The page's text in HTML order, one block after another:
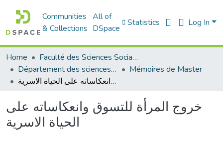
Communities
& Collections
All of
DSpace
Statistics Log In
Home
Faculté des Sciences Sociales
Département des sciences sociales
Mémoires de Master
خروج المرأة للتسوق وانعكاساته على الحياة الاسرية
خروج المرأة للتسوق وانعكاساته على
الحياة الاسرية